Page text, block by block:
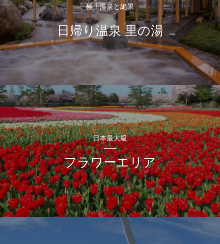
極上温泉と絶景
日帰り温泉 里の湯
日本最大級
フラワーエリア